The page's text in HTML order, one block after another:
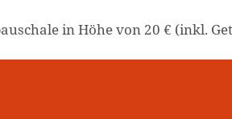
in Höhe von 20 € (inkl.